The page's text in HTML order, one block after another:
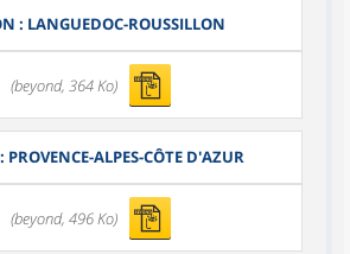
: LANGUEDOC-ROUSSILLON
(beyond, 364 Ko)
PROVENCE-ALPES-CÔTE D'AZUR
(beyond, 496 Ko)